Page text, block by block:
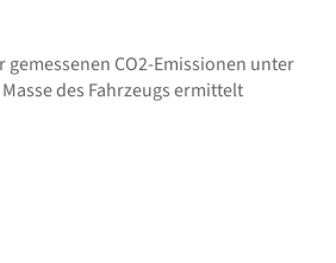
gemessenen CO2-Emissionen unter
des Fahrzeugs ermittelt